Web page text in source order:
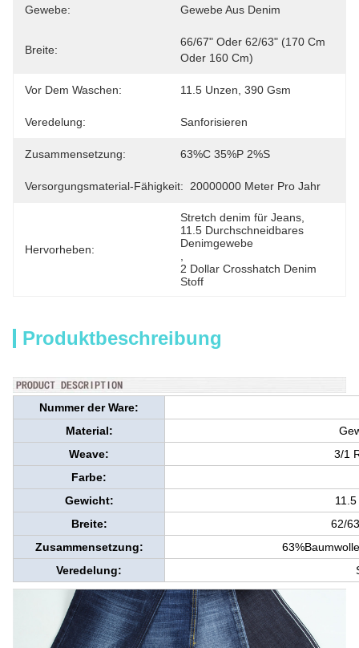
Gewebe: Gewebe Aus Denim
Breite:
66/67" Oder 62/63" (170 Cm
Oder 160 Cm)
Vor Dem Waschen: 11.5 Unzen, 390 Gsm
Veredelung: Sanforisieren
Zusammensetzung: 63%C 35%P 2%S
Versorgungsmaterial-Fähigkeit: 20000000 Meter Pro Jahr
Hervorheben:
Stretch denim für Jeans
11.5 Durchschneidbares
Denimgewebe
2 Dollar Crosshatch Denim
Stoff
Produktbeschreibung
Nummer der Ware:
Material:
Weave:
3/1
Farbe:
Gewicht:
Breite:
62/
Zusammensetzung:
Veredelung: